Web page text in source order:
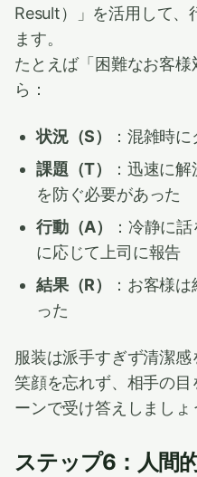
Result）」を活用して、
ます。
たとえば「困難なお客
ら：
状況（S）
：混雑時
課題（T）
：迅速に
を防ぐ必要があった
行動（A）
：冷静に
に応じて上司に報告
結果（R）
：お客様
った
服装は派手すぎず清潔感
笑顔を忘れず、相手の
ーンで受け答えしましょ
ステップ6：人間